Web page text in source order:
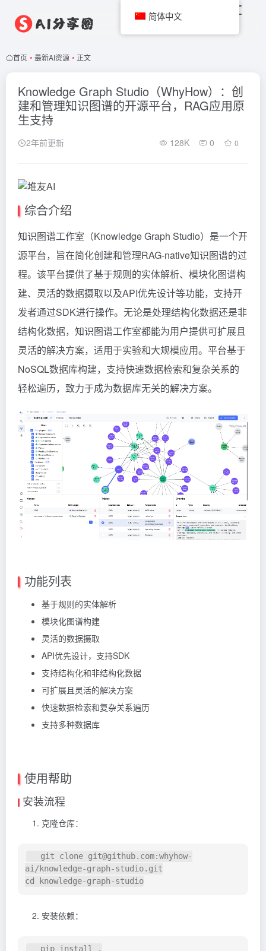
首页 • 最新AI资源 • 正文
Knowledge Graph Studio（WhyHow）：创
建和管理知识图谱的开源平台，RAG应用原
生支持
2年前更新 128K 0 0
综合介绍
知识图谱工作室（Knowledge Graph Studio）是一个开
源平台，旨在简化创建和管理RAG-native知识图谱的过
程。该平台提供了基于规则的实体解析、模块化图谱构
建、灵活的数据摄取以及API优先设计等功能，支持开
发者通过SDK进行操作。无论是处理结构化数据还是非
结构化数据，知识图谱工作室都能为用户提供可扩展且
灵活的解决方案，适用于实验和大规模应用。平台基于
NoSQL数据库构建，支持快速数据检索和复杂关系的
轻松遍历，致力于成为数据库无关的解决方案。
功能列表
基于规则的实体解析
模块化图谱构建
灵活的数据摄取
API优先设计，支持SDK
支持结构化和非结构化数据
可扩展且灵活的解决方案
快速数据检索和复杂关系遍历
支持多种数据库
使用帮助
安装流程
克隆仓库：
ai/knowledge-graph-studio.git
安装依赖：
简体中文